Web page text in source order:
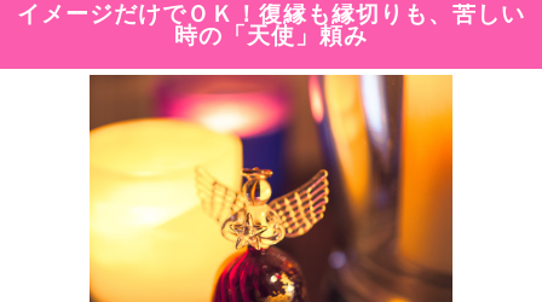
イメージだけでＯＫ！復縁も縁切りも、苦しい
時の「天使」頼み